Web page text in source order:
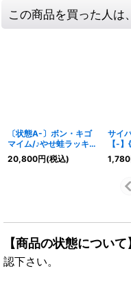
この商品を買った人は
〔状態A-〕ボン・キゴ
マイム/♪やせ蛙ラッキー
ナンバーここにあり
【R】{P69/Y23}《水》
20,800円(税込)
サイ
【-
1,780
【商品の状態について
認下さい。